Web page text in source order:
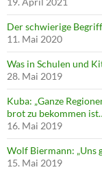
Der schwierige Begriff
11. Mai 2020
Was in Schulen und
28. Mai 2019
Kuba: „Ganze
brot zu bekommen
16. Mai 2019
Wolf Biermann: „Uns
15. Mai 2019